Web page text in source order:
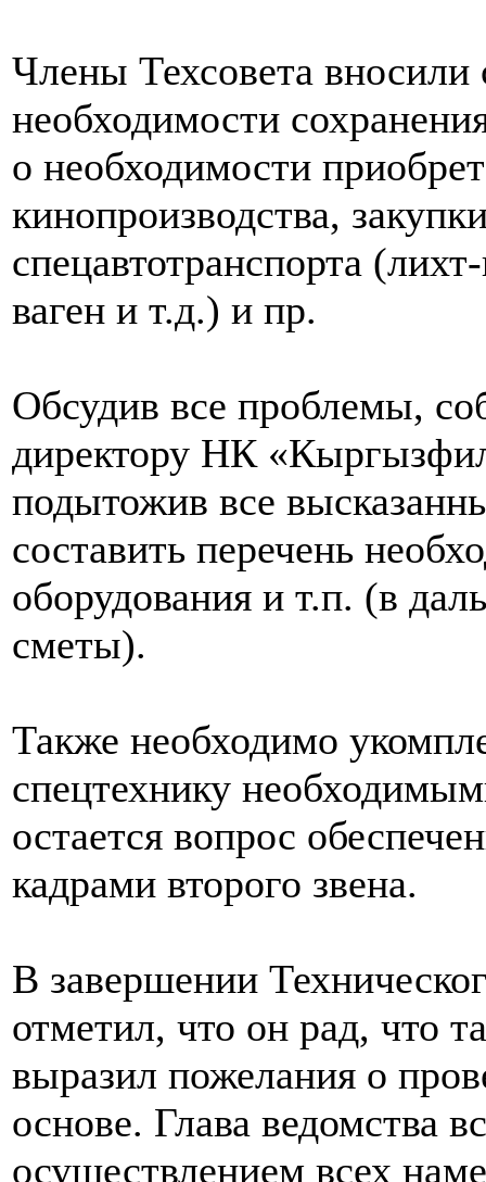
Члены Техсовета
необходимости
о необходимости
кинопроизводства,
спецавтотранспорта
ваген и т.д.) и пр.
Обсудив все проблемы,
директору НК
подытожив все
составить перечень
оборудования и т.п. (в
сметы).
Также необходимо
спецтехнику
остается вопрос
кадрами второго звена.
В завершении
отметил, что он рад, что
выразил пожелания о
основе. Глава ведомства
осуществлением всех